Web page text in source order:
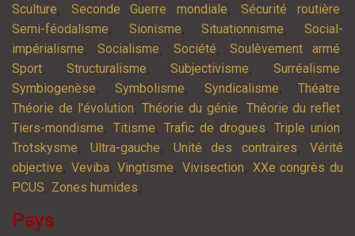
Sculture, Seconde Guerre mondiale,Sécurité routière,
Semi-féodalisme, Sionisme,Situationnisme,Social-
impérialisme,Socialisme, Société, Soulèvement armé,
Sport, Structuralisme,Subjectivisme,Surréalisme,
Symbiogenèse,Symbolisme, Syndicalisme,Théatre,
Théorie de l'évolution,Théorie du génie, Théorie du reflet,
Tiers-mondisme, Titisme,Trafic de drogues,Triple union,
Trotskysme,Ultra-gauche, Unité des contraires,Vérité
objective, Veviba,Vingtisme,Vivisection, XXe congrès du
PCUS, Zones humides,
Pays